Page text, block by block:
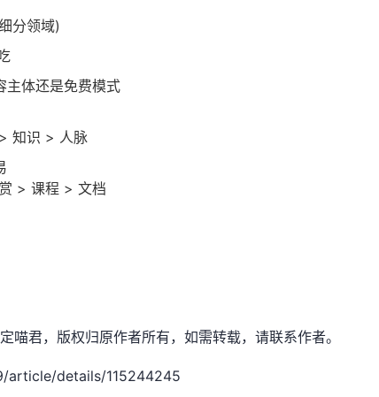
分领域)
主体还是免费模式
知识 > 人脉
> 课程 > 文档
君，版权归原作者所有，如需转载，请联系作者。
article/details/115244245